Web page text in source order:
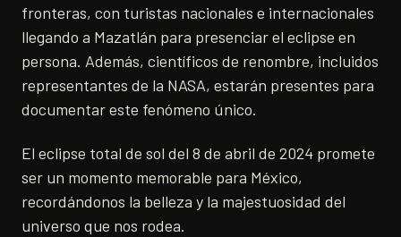
fronteras, con turistas nacionales e internacionales
llegando a Mazatlán para presenciar el eclipse en
persona. Además, científicos de renombre, incluidos
representantes de la NASA, estarán presentes para
documentar este fenómeno único.
El eclipse total de sol del 8 de abril de 2024 promete
ser un momento memorable para México,
recordándonos la belleza y la majestuosidad del
universo que nos rodea.